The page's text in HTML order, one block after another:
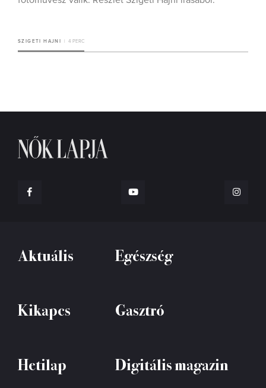
SZIGETI HAJNI 4 PERC
Aktuális Egészség
Kikapcs Gasztró
Hetilap Digitális magazin